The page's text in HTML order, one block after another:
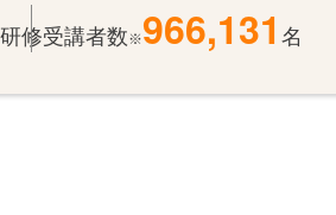
修受講者数※966,131 名